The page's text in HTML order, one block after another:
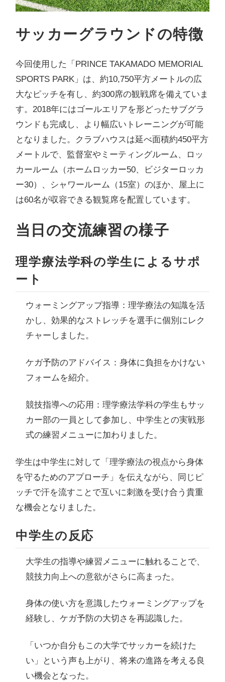
サッカーグラウンドの特徴
今回使用した「PRINCE TAKAMADO MEMORIAL
SPORTS PARK」は、約10,750平方メートルの広
大なピッチを有し、約300席の観戦席を備えていま
す。2018年にはゴールエリアを形どったサブグラ
ウンドも完成し、より幅広いトレーニングが可能
となりました。クラブハウスは延べ面積約450平方
メートルで、監督室やミーティングルーム、ロッ
カールーム（ホームロッカー50、ビジターロッカ
ー30）、シャワールーム（15室）のほか、屋上に
は60名が収容できる観覧席を配置しています。
当日の交流練習の様子
理学療法学科の学生によるサポ
ート
ウォーミングアップ指導： 理学療法の知識を活
かし、効果的なストレッチを選手に個別にレク
チャーしました。
ケガ予防のアドバイス： 身体に負担をかけない
フォームを紹介。
競技指導への応用： 理学療法学科の学生もサッ
カー部の一員として参加し、中学生との実戦形
式の練習メニューに加わりました。
学生は中学生に対して「理学療法の視点から身体
を守るためのアプローチ」を伝えながら、同じピ
ッチで汗を流すことで互いに刺激を受け合う貴重
な機会となりました。
中学生の反応
大学生の指導や練習メニューに触れることで、
競技力向上への意欲がさらに高まった。
身体の使い方を意識したウォーミングアップを
経験し、ケガ予防の大切さを再認識した。
「いつか自分もこの大学でサッカーを続けた
い」という声も上がり、将来の進路を考える良
い機会となった。